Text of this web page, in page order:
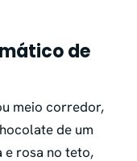
de
meio corredor,
de um
e rosa no teto,